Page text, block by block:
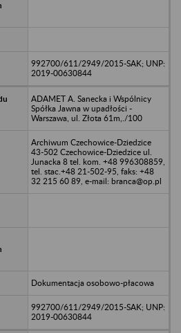
992700/611/2949/2015-SAK; UNP:
2019-00630844
ADAMET A. Sanecka i Wspólnicy
Spółka Jawna w upadłości -
Warszawa, ul. Złota 61m,./100
Archiwum Czechowice-Dziedzice
43-502 Czechowice-Dziedzice ul.
Junacka 8 tel. kom. +48 996308859,
tel. stac.+48 21-502-95, faks: +48
32 215 60 89, e-mail: branca@op.pl
Dokumentacja osobowo-płacowa
992700/611/2949/2015-SAK; UNP:
2019-00630844